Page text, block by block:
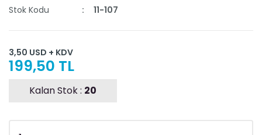
Stok Kodu
11-107
3,50 USD + KDV
199,50 TL
Kalan Stok : 20